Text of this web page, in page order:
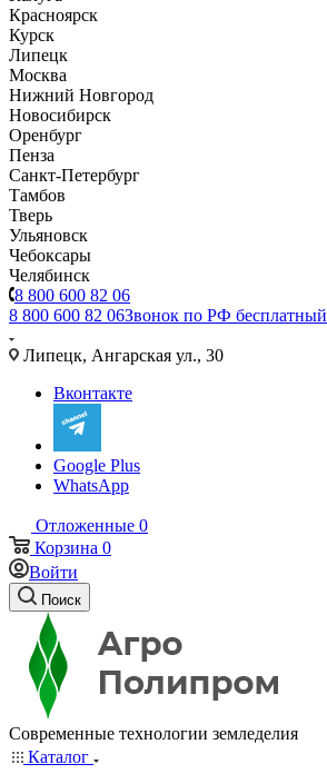
Красноярск
Курск
Липецк
Москва
Нижний Новгород
Новосибирск
Оренбург
Пенза
Санкт-Петербург
Тамбов
Тверь
Ульяновск
Чебоксары
Челябинск
8 800 600 82 06
8 800 600 82 06Звонок по РФ бесплатный
Липецк, Ангарская ул., 30
Вконтакте
Google Plus
WhatsApp
Отложенные 0
Корзина 0
Войти
Поиск
Современные технологии земледелия
Каталог